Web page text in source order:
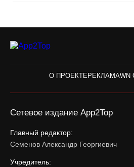
О ПРОЕКТЕРЕКЛАМАWN
Сетевое издание App2Top
Главный редактор:
Семенов Александр Георгиевич
Учредитель: